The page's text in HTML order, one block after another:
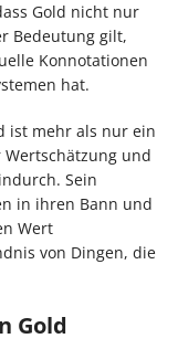
Gold nicht nur
Bedeutung gilt,
Konnotationen
hat.
ist mehr als nur ein
und
Sein
in ihren Bann und
Wert
von Dingen, die
Gold